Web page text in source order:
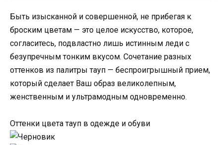
Быть изысканной и совершенной, не прибегая к
броским цветам — это целое искусство, которое,
согласитесь, подвластно лишь истинным леди с
безупречным тонким вкусом. Сочетание разных
оттенков из палитры тауп — беспроигрышный прием,
который сделает Ваш образ великолепным,
женственным и ультрамодным одновременно.
Оттенки цвета тауп в одежде и обуви